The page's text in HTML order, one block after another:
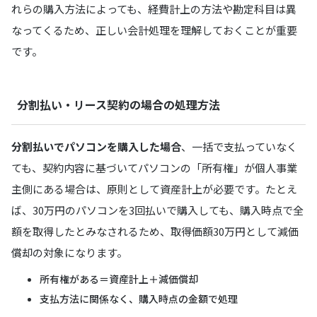
れらの購入方法によっても、経費計上の方法や勘定科目は異
なってくるため、正しい会計処理を理解しておくことが重要
です。
分割払い・リース契約の場合の処理方法
分割払いでパソコンを購入した場合、一括で支払っていなく
ても、契約内容に基づいてパソコンの「所有権」が個人事業
主側にある場合は、原則として資産計上が必要です。たとえ
ば、30万円のパソコンを3回払いで購入しても、購入時点で全
額を取得したとみなされるため、取得価額30万円として減価
償却の対象になります。
所有権がある＝資産計上＋減価償却
支払方法に関係なく、購入時点の金額で処理